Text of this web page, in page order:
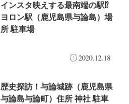
インスタ映えする最南端の駅⁉
ヨロン駅（鹿児島県与論島）場
所 駐車場
2020.12.18
歴史探訪！与論城跡（鹿児島県
与論島与論町）住所 神社 駐車